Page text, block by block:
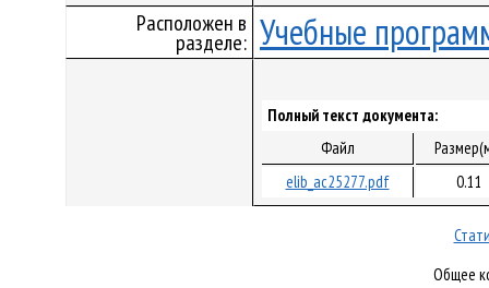
Расположен в
разделе: Учебные
Полный текст документа:
Файл
elib_ac25277.pdf
0.11
Общее